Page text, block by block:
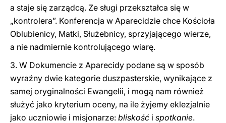
a staje się zarządcą. Ze sługi przekształca się w
„kontrolera”. Konferencja w Aparecidzie chce Kościoła
Oblubienicy, Matki, Służebnicy, sprzyjającego wierze,
a nie nadmiernie kontrolującego wiarę.
3. W Dokumencie z Aparecidy podane są w sposób
wyraźny dwie kategorie duszpasterskie, wynikające z
samej oryginalności Ewangelii, i mogą nam również
służyć jako kryterium oceny, na ile żyjemy eklezjalnie
jako uczniowie i misjonarze: bliskość i spotkanie.